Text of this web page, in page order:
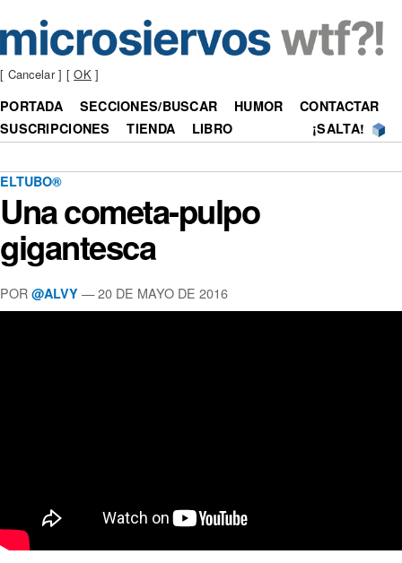
[ Cancelar ] [OK]
PORTADA SECCIONES/BUSCAR HUMOR
CONTACTAR
SUSCRIPCIONES
TIENDA LIBRO ¡SALTA!
ELTUBO®
Una cometa-pulpo
gigantesca
POR @ALVY —20 DE MAYO DE 2016